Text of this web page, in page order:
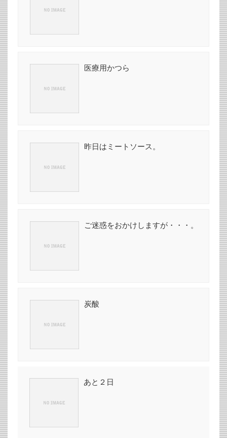
医療用かつら
昨日はミートソース。
ご迷惑をおかけしますが・・・。
炭酸
あと２日